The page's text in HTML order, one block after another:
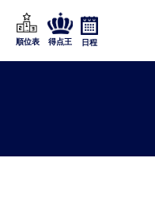
順位表 得点王 日程